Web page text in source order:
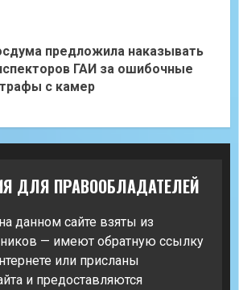
предложила наказывать
ГАИ за ошибочные
с камер
ДЛЯ ПРАВООБЛАДАТЕЛЕЙ
данном сайте взяты из
— имеют обратную ссылку
или присланы
и предоставляются